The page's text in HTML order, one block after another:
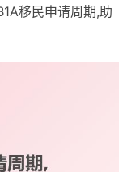
移民申请周期,助